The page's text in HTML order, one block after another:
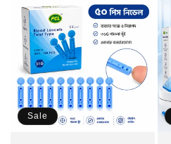
Sale